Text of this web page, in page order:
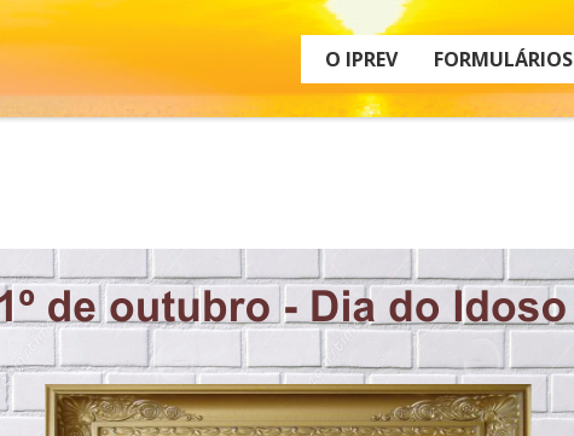
O IPREV FORMULÁRIOS